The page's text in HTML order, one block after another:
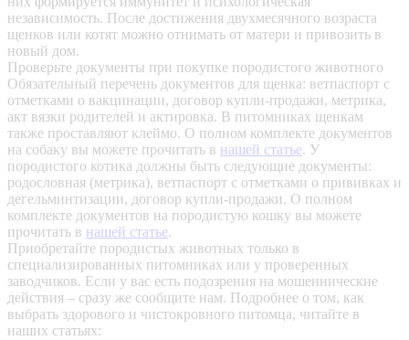
независимость. После достижения двухмесячного возраста
щенков или котят можно отнимать от матери и привозить в
новый дом.
Проверьте документы при покупке породистого животного
Обязательный перечень документов для щенка: ветпаспорт с
отметками о вакцинации, договор купли-продажи, метрика,
акт вязки родителей и актировка. В питомниках щенкам
также проставляют клеймо. О полном комплекте документов
на собаку вы можете прочитать в нашей статье. У
породистого котика должны быть следующие документы:
родословная (метрика), ветпаспорт с отметками о прививках и
дегельминтизации, договор купли-продажи. О полном
комплекте документов на породистую кошку вы можете
прочитать в нашей статье.
Приобретайте породистых животных только в
специализированных питомниках или у проверенных
заводчиков. Если у вас есть подозрения на мошеннические
действия – сразу же сообщите нам. Подробнее о том, как
выбрать здорового и чистокровного питомца, читайте в
наших статьях: